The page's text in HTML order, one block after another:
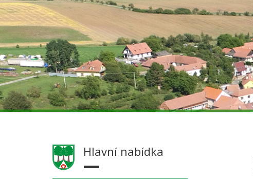
Hlavní nabídka